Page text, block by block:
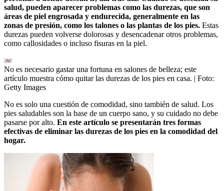
salud, pueden aparecer problemas como las durezas, que son
áreas de piel engrosada y endurecida, generalmente en las
zonas de presión, como los talones o las plantas de los pies. Estas
durezas pueden volverse dolorosas y desencadenar otros problemas,
como callosidades o incluso fisuras en la piel.
No es necesario gastar una fortuna en salones de belleza; este
artículo muestra cómo quitar las durezas de los pies en casa. | Foto:
Getty Images
No es solo una cuestión de comodidad, sino también de salud. Los
pies saludables son la base de un cuerpo sano, y su cuidado no debe
pasarse por alto. En este artículo se presentarán tres formas
efectivas de eliminar las durezas de los pies en la comodidad del
hogar.